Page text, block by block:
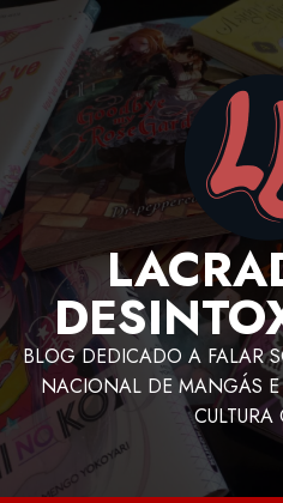
BLOG DEDICADO A FALAR
NACIONAL DE MANGÁS E
CULTURA